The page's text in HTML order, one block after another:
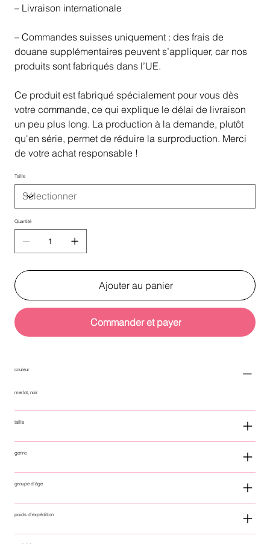
– Livraison internationale
– Commandes suisses uniquement : des frais de
douane supplémentaires peuvent s’appliquer, car nos
produits sont fabriqués dans l’UE.
Ce produit est fabriqué spécialement pour vous dès
votre commande, ce qui explique le délai de livraison
un peu plus long. La production à la demande, plutôt
qu'en série, permet de réduire la surproduction. Merci
de votre achat responsable !
Taille
Quantité
Ajouter au panier
Commander et payer
couleur
merlot, noir
taille
genre
groupe d'âge
poids d'expédition